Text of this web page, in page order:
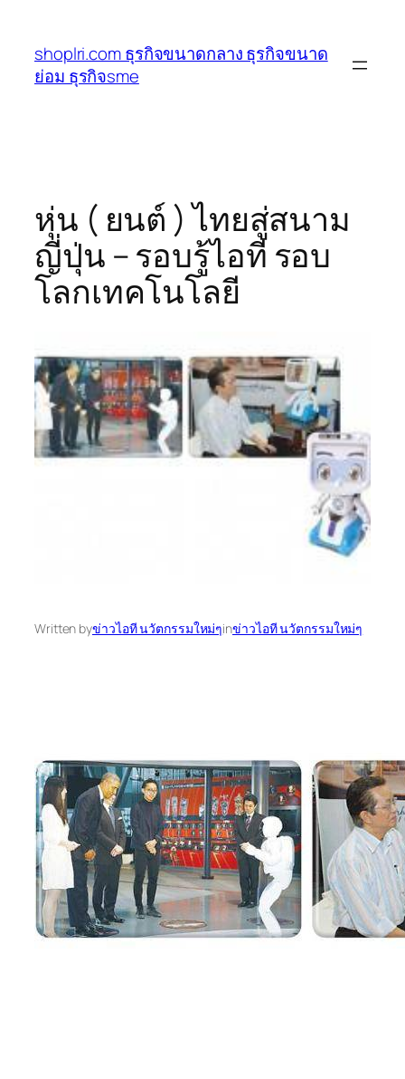
เนื้อหา
shoplri.com ธุรกิจขนาดกลาง ธุรกิจขนาด
ย่อม ธุรกิจsme
หุ่น ( ยนต์ ) ไทยสู่สนาม
ญี่ปุ่น – รอบรู้ไอที รอบ
โลกเทคโนโลยี
Written byข่าวไอที นวัตกรรมใหม่ๆinข่าวไอที นวัตกรรมใหม่ๆ